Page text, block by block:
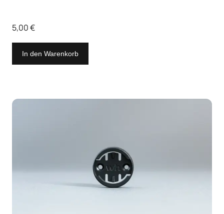
5,00€
In den Warenkorb